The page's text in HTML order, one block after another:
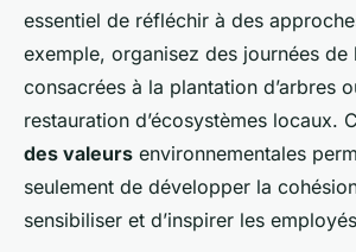
essentiel de réfléchir à des
exemple, organisez des journées de
consacrées à la plantation d’arbres
restauration d’écosystèmes locaux.
des valeurs environnementales
seulement de développer la
sensibiliser et d’inspirer les